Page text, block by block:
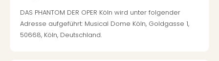
DAS PHANTOM DER OPER Köln wird unter folgender
Adresse aufgeführt: Musical Dome Köln, Goldgasse 1,
50668, Köln, Deutschland.